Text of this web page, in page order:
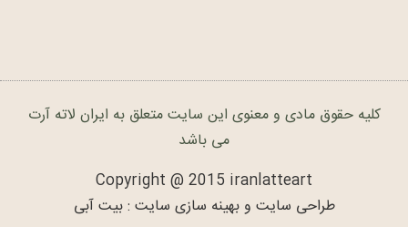
کلیه حقوق مادی و معنوی این سایت متعلق به ایران لاته آرت
می باشد
Copyright @ 2015 iranlatteart
طراحی سایت و بهینه سازی سایت : بیت آبی